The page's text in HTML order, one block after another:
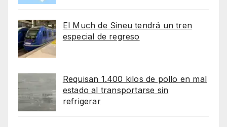
El Much de Sineu tendrá un tren
especial de regreso
Requisan 1.400 kilos de pollo en mal
estado al transportarse sin
refrigerar